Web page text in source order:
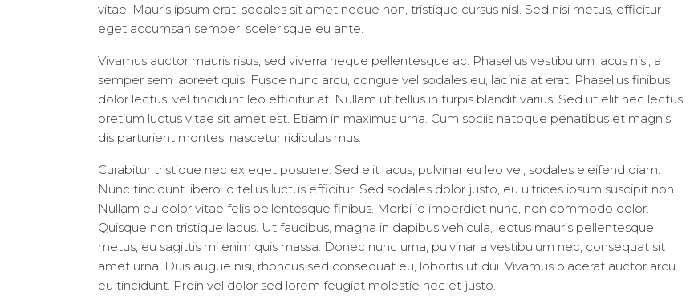
vitae. Mauris ipsum erat, sodales sit amet neque non, tristique cursus nisl. Sed nisi metus, efficitur
eget accumsan semper, scelerisque eu ante.
Vivamus auctor mauris risus, sed viverra neque pellentesque ac. Phasellus vestibulum lacus nisl, a
semper sem laoreet quis. Fusce nunc arcu, congue vel sodales eu, lacinia at erat. Phasellus finibus
dolor lectus, vel tincidunt leo efficitur at. Nullam ut tellus in turpis blandit varius. Sed ut elit nec lectus
pretium luctus vitae sit amet est. Etiam in maximus urna. Cum sociis natoque penatibus et magnis
dis parturient montes, nascetur ridiculus mus.
Curabitur tristique nec ex eget posuere. Sed elit lacus, pulvinar eu leo vel, sodales eleifend diam.
Nunc tincidunt libero id tellus luctus efficitur. Sed sodales dolor justo, eu ultrices ipsum suscipit non.
Nullam eu dolor vitae felis pellentesque finibus. Morbi id imperdiet nunc, non commodo dolor.
Quisque non tristique lacus. Ut faucibus, magna in dapibus vehicula, lectus mauris pellentesque
metus, eu sagittis mi enim quis massa. Donec nunc urna, pulvinar a vestibulum nec, consequat sit
amet urna. Duis augue nisi, rhoncus sed consequat eu, lobortis ut dui. Vivamus placerat auctor arcu
eu tincidunt. Proin vel dolor sed lorem feugiat molestie nec et justo.